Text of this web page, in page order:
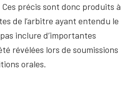
précis sont donc produits à
de l’arbitre ayant entendu le
inclure d’importantes
révélées lors de soumissions
orales.